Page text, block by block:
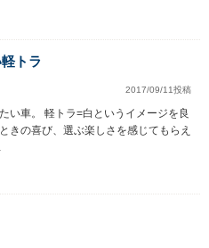
トラ
2017/09/11投稿
い車。 軽トラ=白というイメージを良
きの喜び、選ぶ楽しさを感じてもらえ